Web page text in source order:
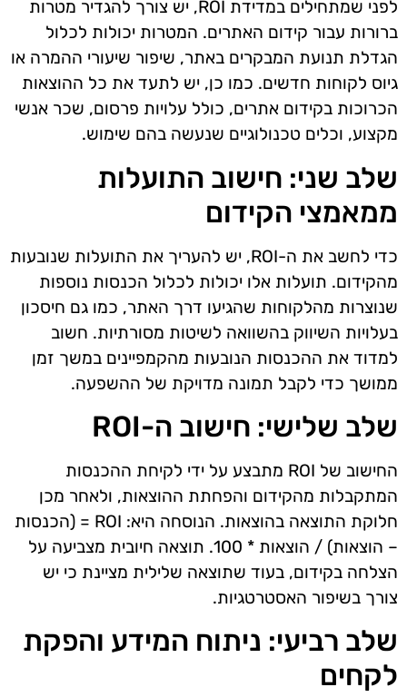
לפני שמתחילים במדידת ROI, יש צורך להגדיר מטרות
ברורות עבור קידום האתרים. המטרות יכולות לכלול
הגדלת תנועת המבקרים באתר, שיפור שיעורי ההמרה או
גיוס לקוחות חדשים. כמו כן, יש לתעד את כל ההוצאות
הכרוכות בקידום אתרים, כולל עלויות פרסום, שכר אנשי
מקצוע, וכלים טכנולוגיים שנעשה בהם שימוש.
שלב שני: חישוב התועלות
ממאמצי הקידום
כדי לחשב את ה-ROI, יש להעריך את התועלות שנובעות
מהקידום. תועלות אלו יכולות לכלול הכנסות נוספות
שנוצרות מהלקוחות שהגיעו דרך האתר, כמו גם חיסכון
בעלויות השיווק בהשוואה לשיטות מסורתיות. חשוב
למדוד את ההכנסות הנובעות מהקמפיינים במשך זמן
ממושך כדי לקבל תמונה מדויקת של ההשפעה.
שלב שלישי: חישוב ה-ROI
החישוב של ROI מתבצע על ידי לקיחת ההכנסות
המתקבלות מהקידום והפחתת ההוצאות, ולאחר מכן
חלוקת התוצאה בהוצאות. הנוסחה היא: ROI = (הכנסות
– הוצאות) / הוצאות * 100. תוצאה חיובית מצביעה על
הצלחה בקידום, בעוד שתוצאה שלילית מציינת כי יש
צורך בשיפור האסטרטגיות.
שלב רביעי: ניתוח המידע והפקת
לקחים